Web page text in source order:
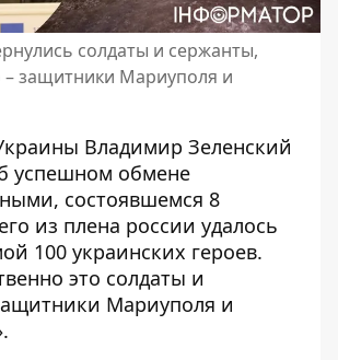
солдаты и сержанты,
защитники Мариуполя и
Владимир Зеленский
успешном обмене
состоявшемся 8
из плена россии удалось
100 украинских героев.
это солдаты и
Мариуполя и